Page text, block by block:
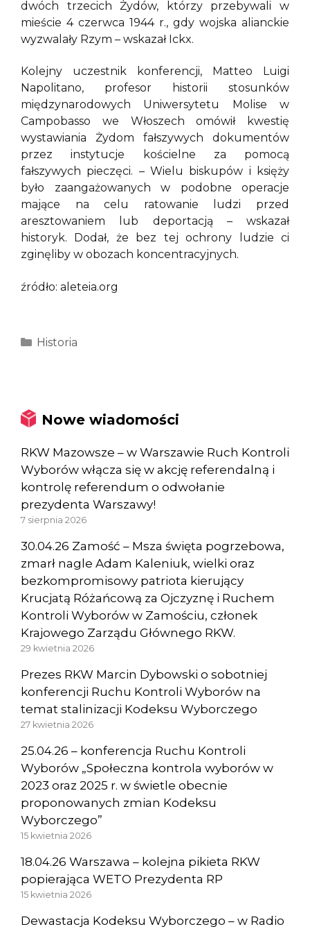
dwóch trzecich Żydów, którzy przebywali w
mieście 4 czerwca 1944 r., gdy wojska alianckie
wyzwalały Rzym – wskazał Ickx.
Kolejny uczestnik konferencji, Matteo Luigi
Napolitano, profesor historii stosunków
międzynarodowych Uniwersytetu Molise w
Campobasso we Włoszech omówił kwestię
wystawiania Żydom fałszywych dokumentów
przez instytucje kościelne za pomocą
fałszywych pieczęci. – Wielu biskupów i księży
było zaangażowanych w podobne operacje
mające na celu ratowanie ludzi przed
aresztowaniem lub deportacją – wskazał
historyk. Dodał, że bez tej ochrony ludzie ci
zginęliby w obozach koncentracyjnych.
źródło: aleteia.org
Kategorie
Historia
Nowe wiadomości
RKW Mazowsze – w Warszawie Ruch Kontroli
Wyborów włącza się w akcję referendalną i
kontrolę referendum o odwołanie
prezydenta Warszawy!
7 sierpnia 2026
30.04.26 Zamość – Msza święta pogrzebowa,
zmarł nagle Adam Kaleniuk, wielki oraz
bezkompromisowy patriota kierujący
Krucjatą Różańcową za Ojczyznę i Ruchem
Kontroli Wyborów w Zamościu, członek
Krajowego Zarządu Głównego RKW.
29 kwietnia 2026
Prezes RKW Marcin Dybowski o sobotniej
konferencji Ruchu Kontroli Wyborów na
temat stalinizacji Kodeksu Wyborczego
27 kwietnia 2026
25.04.26 – konferencja Ruchu Kontroli
Wyborów „Społeczna kontrola wyborów w
2023 oraz 2025 r. w świetle obecnie
proponowanych zmian Kodeksu
Wyborczego”
15 kwietnia 2026
18.04.26 Warszawa – kolejna pikieta RKW
popierająca WETO Prezydenta RP
15 kwietnia 2026
Dewastacja Kodeksu Wyborczego – w Radio